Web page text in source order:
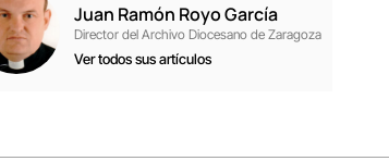
Juan Ramón Royo García
Director del Archivo Diocesano de Zaragoza
Ver todos sus artículos